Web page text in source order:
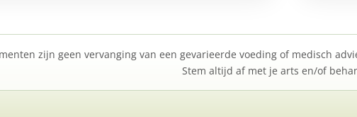
zijn geen vervanging van een gevarieerde voeding of medisch
Stem altijd af met je arts en/of